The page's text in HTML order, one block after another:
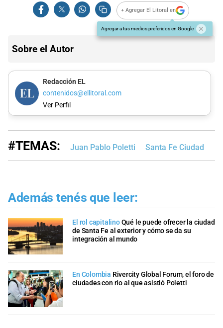
+ Agregar El Litoral en
Agregar a tus medios preferidos en Google
Sobre el Autor
Redacción EL
contenidos@ellitoral.com
Ver Perfil
#TEMAS: Juan Pablo Poletti Santa Fe Ciudad
Además tenés que leer:
El rol capitalinoQué le puede ofrecer la ciudad
de Santa Fe al exterior y cómo se da su
integración al mundo
En Colombia Rivercity Global Forum, el foro de
ciudades con río al que asistió Poletti